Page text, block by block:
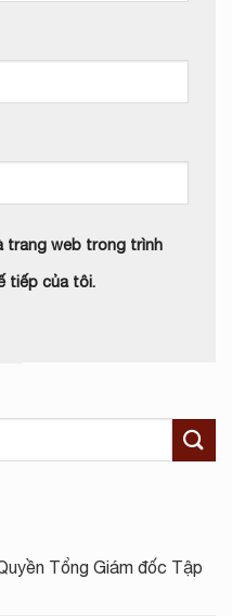
trang web trong trình
tiếp của tôi.
Tổng Giám đốc Tập